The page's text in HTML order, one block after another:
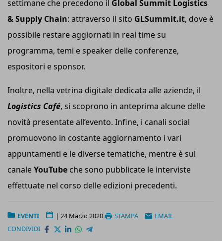
settimane che precedono il Global Summit Logistics
& Supply Chain: attraverso il sito GLSummit.it, dove è
possibile restare aggiornati in real time su
programma, temi e speaker delle conferenze,
espositori e sponsor.
Inoltre, nella vetrina digitale dedicata alle aziende, il
Logistics Café, si scoprono in anteprima alcune delle
novità presentate all’evento. Infine, i canali social
promuovono in costante aggiornamento i vari
appuntamenti e le diverse tematiche, mentre è sul
canaleYouTube che sono pubblicate le interviste
effettuate nel corso delle edizioni precedenti.
EVENTI | 24 Marzo 2020 STAMPA
EMAIL
CONDIVIDI